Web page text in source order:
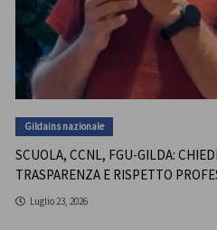
Gildains nazionale
SCUOLA, CCNL, FGU-GILDA:
TRASPARENZA E RISPETTO
Luglio 23, 2026